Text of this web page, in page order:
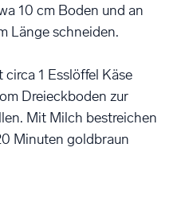
10 cm Boden und an
Länge schneiden.
circa 1 Esslöffel Käse
Dreieckboden zur
Mit Milch bestreichen
Minuten goldbraun